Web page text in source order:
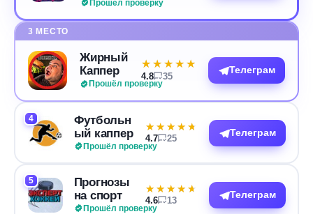
Прошёл проверку
3 МЕСТО
Жирный
Каппер
Прошёл проверку
★★★★★
★★★★★
4.8 35
Телеграм
4
Футбольн
ый каппер
Прошёл проверку
★★★★★
★★★★★
4.7 25
Телеграм
5
Прогнозы
на спорт
Прошёл проверку
★★★★★
★★★★★
4.6 13
Телеграм